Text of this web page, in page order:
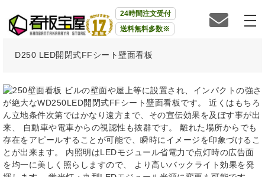
24時間注文受付
送料無料多数※
D250 LED開閉式FFシート壁面看板
ビルの壁面や屋上等に設置され、インパクトの強さ
が絶大なWD250LED開閉式FFシート壁面看板です。 近くはもちろ
ん立地条件次第ではかなり遠方まで、その宣伝効果を及ぼす事が出
来、 自動車や電車からの視認性も抜群です。 離れた場所からでも
存在をアピールすることが可能で、瞬時にイメージを印象づけるこ
とが出来ます。 内照明はLEDモジュール省電力で点灯時の広告面
を均一に美しく照らしますので、 より高いバックライト効果を発